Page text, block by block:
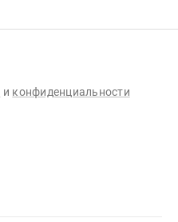
и конфиденциальности